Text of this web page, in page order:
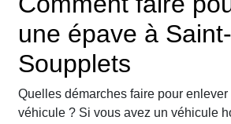
une épave à Saint-
Soupplets
Quelles démarches faire pour
véhicule ? Si vous avez un véhicule